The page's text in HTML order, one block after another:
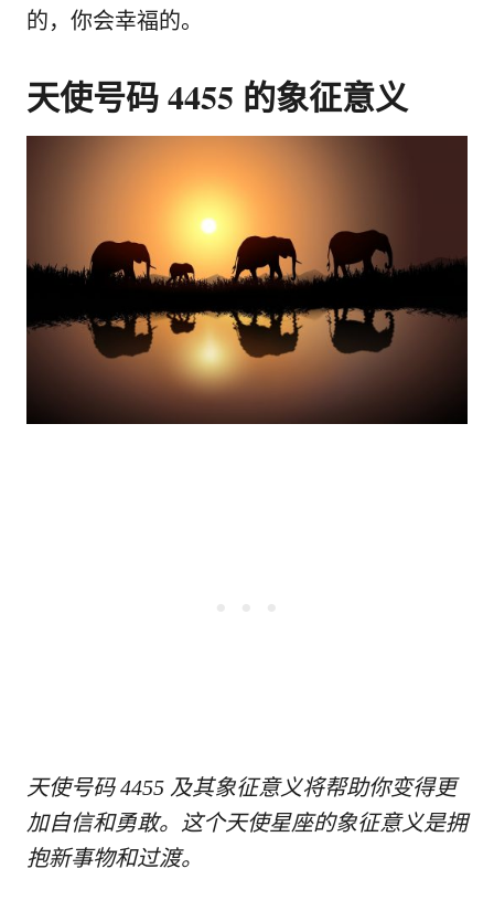
的，你会幸福的。
天使号码 4455 的象征意义
天使号码 4455 及其象征意义将帮助你变得更
加自信和勇敢。这个天使星座的象征意义是拥
抱新事物和过渡。